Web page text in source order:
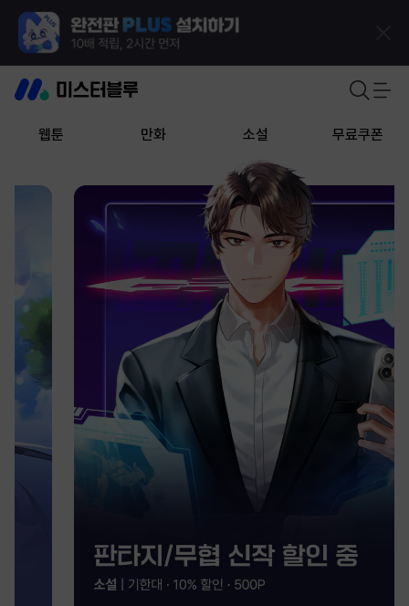
웹툰 만화 소설 무료쿠폰